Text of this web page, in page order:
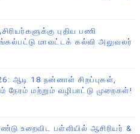
புதிய பணி
மாவட்டக் கல்வி அலுவலர்
ஆடி 18 நன்னாள் சிறப்புகள்,
நேரம் மற்றும் வழிபாட்டு முறைகள்!
உறைவிட பள்ளியில் ஆசிரியர் &